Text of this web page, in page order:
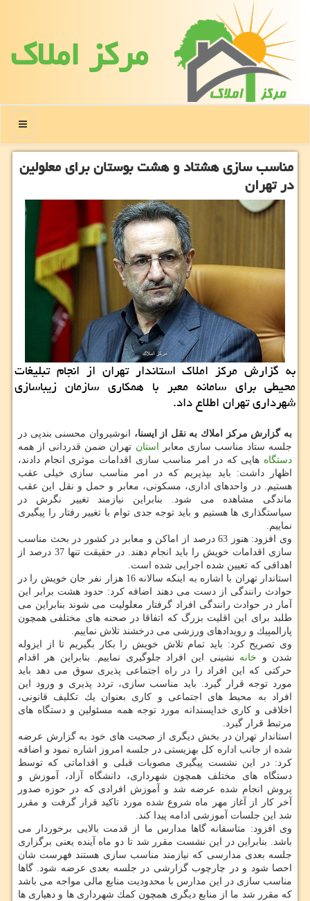
مركز املاك
منو
مناسب سازی هشتاد و هشت بوستان برای معلولین
در تهران
به گزارش مركز املاك استاندار تهران از انجام تبلیغات
محیطی برای سامانه معبر با همكاری سازمان زیباسازی
شهرداری تهران اطلاع داد.
به گزارش مركز املاك به نقل از ایسنا،
انوشیروان محسنی بندپی در
جلسه ستاد مناسب سازی معابر
استان تهران ضمن قدردانی از همه
دستگاه هایی كه در امر مناسب سازی اقدامات موثری انجام دادند،
اظهار داشت: باید بپذیریم كه در امر مناسب سازی خیلی عقب
هستیم. در واحدهای اداری، مسكونی، معابر و حمل و نقل این عقب
ماندگی مشاهده می شود. بنابراین نیازمند تغییر نگرش در
سیاستگذاری ها هستیم و باید توجه جدی توام با تغییر رفتار را پیگیری
نماییم.
وی افزود: هنوز 63 درصد از اماكن و معابر در كشور در بحث مناسب
سازی اقدامات خویش را باید انجام دهند. در حقیقت تنها 37 درصد از
اهدافی كه تعیین شده اجرایی شده است.
استاندار تهران با اشاره به اینكه سالانه 16 هزار نفر جان خویش را در
حوادث رانندگی از دست می دهند اضافه كرد: حدود هشت برابر این
آمار در حوادث رانندگی افراد گرفتار معلولیت می شوند بنابراین می
طلبد برای این اقلیت بزرگ كه اتفاقا در صحنه های مختلفی همچون
پارالمپیك و رویدادهای ورزشی می درخشند تلاش نماییم.
وی تصریح كرد: باید تمام تلاش خویش را بكار بگیریم تا از ایزوله
شدن و خانه نشینی این افراد جلوگیری نماییم. بنابراین هر اقدام
حركتی كه این افراد را در راه اجتماعی پذیری سوق می دهد باید
مورد توجه قرار گیرد. باید مناسب سازی، تردد پذیری و ورود این
افراد به محیط های اجتماعی و كاری بعنوان یك تكلیف قانونی،
اخلاقی و كاری خداپسندانه مورد توجه همه مسئولین و دستگاه های
مرتبط قرار گیرد.
استاندار تهران در بخش دیگری از صحبت های خود به گزارش عرضه
شده از جانب اداره كل بهزیستی در جلسه امروز اشاره نمود و اضافه
كرد: در این نشست پیگیری مصوبات قبلی و اقداماتی كه توسط
دستگاه های مختلف همچون شهرداری، دانشگاه آزاد، آموزش و
پروش انجام شده عرضه شد و آموزش افرادی كه در حوزه صدور
آخر كار از آغاز مهر ماه شروع شده مورد تاكید قرار گرفت و مقرر
شد این جلسات آموزشی ادامه پیدا كند.
وی افزود: متاسفانه گاها مدارس ما از قدمت بالایی برخوردار می
باشد. بنابراین در این نشست مقرر شد تا دو ماه آینده یعنی برگزاری
جلسه بعدی مدارسی كه نیازمند مناسب سازی هستند فهرست شان
احصا شود و در چارچوب گزارشی در جلسه بعدی عرضه شود. گاها
مناسب سازی در این مدارس با محدودیت منابع مالی مواجه می باشد
كه مقرر شد ما از منابع دیگری همچون كمك شهرداری ها و دهیاری ها